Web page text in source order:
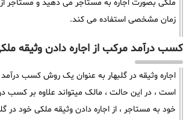
ملکی بصورت اجاره به مستأجر می دهید و مستأجر
زمان مشخصی استفاده می کند.
کسب درآمد مرکب از اجاره دادن وثیقه
اجاره وثیقه در گلبهار به عنوان یک روش کسب
است ، در این حالت ، مالک میتواند علاوه بر کسب
خود به مستاجر ، از اجاره دادن وثیقه ملکی خود در